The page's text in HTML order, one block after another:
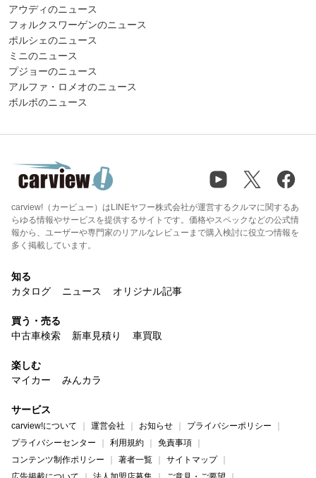
アウディのニュース
フォルクスワーゲンのニュース
ポルシェのニュース
ミニのニュース
プジョーのニュース
アルファ・ロメオのニュース
ボルボのニュース
carview!（カービュー）はLINEヤフー株式会社が運営するクルマに関するあ
らゆる情報やサービスを提供するサイトです。価格やスペックなどの公式情
報から、ユーザーや専門家のリアルなレビューまで購入検討に役立つ情報を
多く掲載しています。
知る
カタログ
ニュース オリジナル記事
買う・売る
中古車検索
新車見積り 車買取
楽しむ
マイカー
みんカラ
サービス
carview!について 運営会社 お知らせ
プライバシーポリシー
プライバシーセンター
利用規約
免責事項
コンテンツ制作ポリシー
著者一覧
サイトマップ